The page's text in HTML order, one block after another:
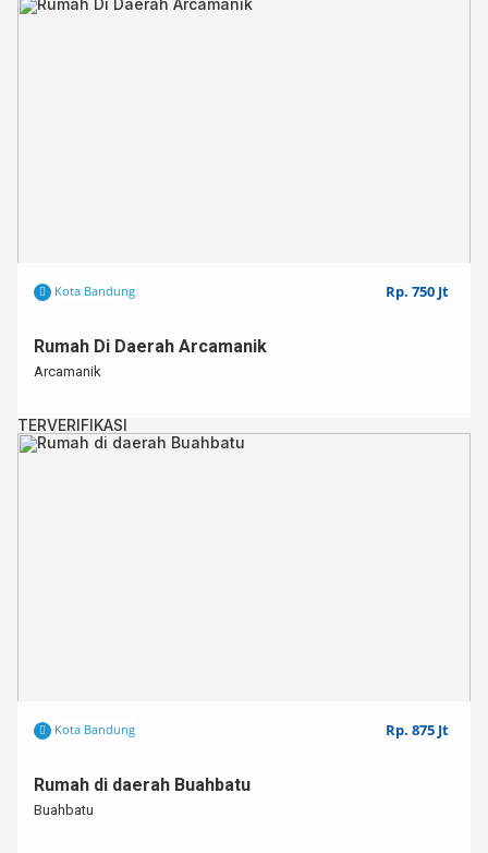
Kota Bandung Rp. 750 Jt
Rumah Di Daerah Arcamanik
Arcamanik
TERVERIFIKASI
Kota Bandung Rp. 875 Jt
Rumah di daerah Buahbatu
Buahbatu